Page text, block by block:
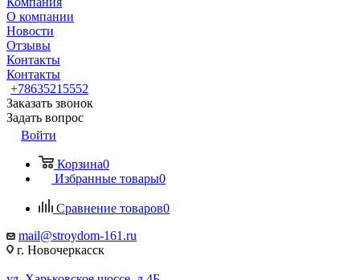
О компании
Новости
Отзывы
Контакты
Контакты
+78635215552
Заказать звонок
Задать вопрос
Войти
Корзина0
Избранные товары0
Сравнение товаров0
mail@stroydom-161.ru
г. Новочеркасск